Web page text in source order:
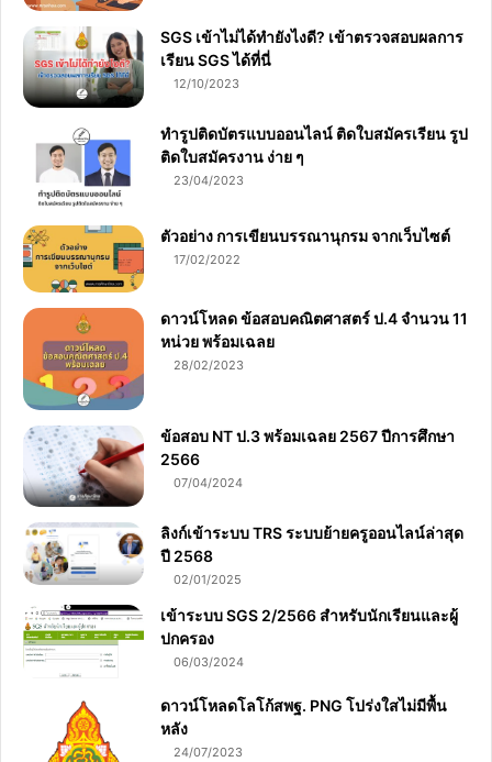
SGS เข้าไม่ได้ทำยังไงดี? เข้าตรวจสอบผลการ
เรียน SGS ได้ที่นี่
12/10/2023
ทำรูปติดบัตรแบบออนไลน์ ติดใบสมัครเรียน รูป
ติดใบสมัครงาน ง่าย ๆ
23/04/2023
ตัวอย่าง การเขียนบรรณานุกรม จากเว็บไซต์
17/02/2022
ดาวน์โหลด ข้อสอบคณิตศาสตร์ ป.4 จำนวน 11
หน่วย พร้อมเฉลย
28/02/2023
ข้อสอบ NT ป.3 พร้อมเฉลย 2567 ปีการศึกษา
2566
07/04/2024
ลิงก์เข้าระบบ TRS ระบบย้ายครูออนไลน์ล่าสุด
ปี 2568
02/01/2025
เข้าระบบ SGS 2/2566 สำหรับนักเรียนและผู้
ปกครอง
06/03/2024
ดาวน์โหลดโลโก้สพฐ. PNG โปร่งใสไม่มีพื้น
หลัง
24/07/2023